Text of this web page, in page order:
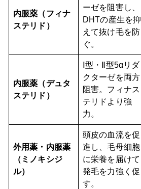
内服薬（フィナ
ステリド）
ーゼを阻害し、
DHTの産生を抑
えて抜け毛を防
ぐ。
内服薬（デュタ
ステリド）
Ⅰ型・Ⅱ型5αリダ
クターゼを両方
阻害。フィナス
テリドより強
力。
外用薬・内服薬
（ミノキシジ
ル）
頭皮の血流を促
進し、毛母細胞
に栄養を届けて
発毛を力強く促
す。